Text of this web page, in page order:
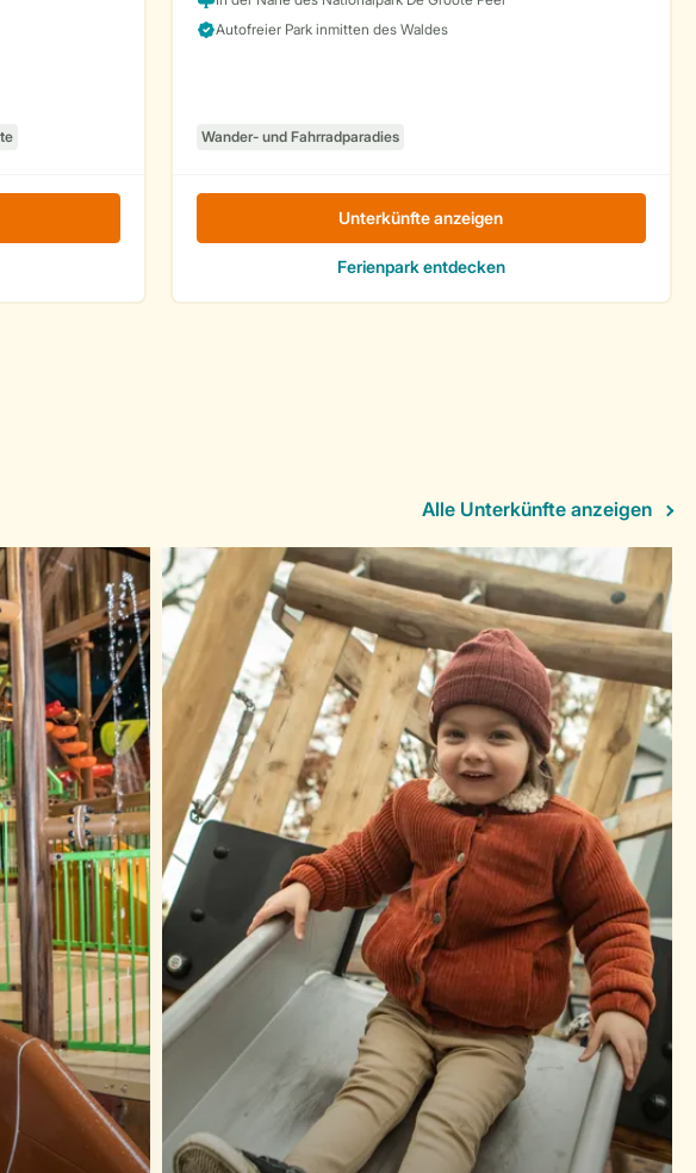
Alle Unterkünfte anzeigen